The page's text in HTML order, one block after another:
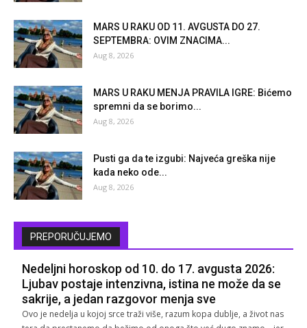
MARS U RAKU OD 11. AVGUSTA DO 27.
SEPTEMBRA: OVIM ZNACIMA...
Aug 8, 2026
MARS U RAKU MENJA PRAVILA IGRE: Bićemo
spremni da se borimo...
Aug 8, 2026
Pusti ga da te izgubi: Najveća greška nije
kada neko ode...
Aug 8, 2026
PREPORUČUJEMO
Nedeljni horoskop od 10. do 17. avgusta 2026:
Ljubav postaje intenzivna, istina ne može da se
sakrije, a jedan razgovor menja sve
Ovo je nedelja u kojoj srce traži više, razum kopa dublje, a život nas